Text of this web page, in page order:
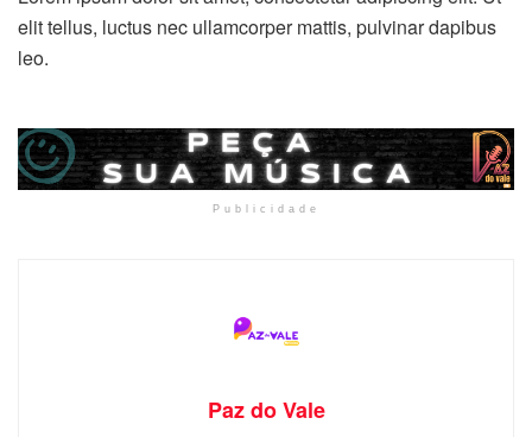
elit tellus, luctus nec ullamcorper mattis, pulvinar dapibus
leo.
Publicidade
Paz do Vale